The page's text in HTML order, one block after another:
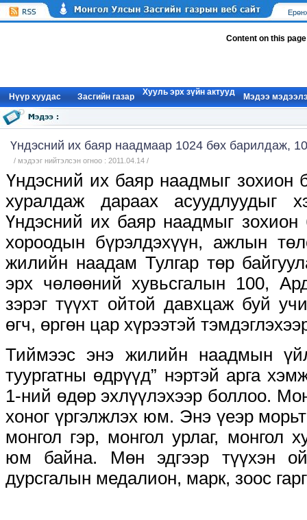
Content on this
Нүүр xуудас Засгийн газар Хууль эрх зүйн актууд Мэдээ
Үндэсний их баяр наадмаар 1024 бөх барилдаж,
/ мэдээг нийтэлсэн огноо : 2011.04.14 /
Үндэсний их баяр наадмыг зохион
хуралдаж дараах асуудлуудыг
Үндэсний их баяр наадмыг зохион
хороодын бүрэлдэхүүн, ажлын
жилийн наадам Тулгар төр
эрх чөлөөний хувьсгалын 100,
зэрэг түүхт ойтой давхцаж буй
өгч, өргөн цар хүрээтэй
Тиймээс энэ жилийн наадмын
туургатны өдрүүд” нэртэй арга
1-ний өдөр эхлүүлэхээр боллоо.
хоног үргэлжлэх юм. Энэ үеэр
монгол гэр, монгол урлаг, монгол
юм байна. Мөн эдгээр түүхэн
дурсгалын медалион, марк, зоос